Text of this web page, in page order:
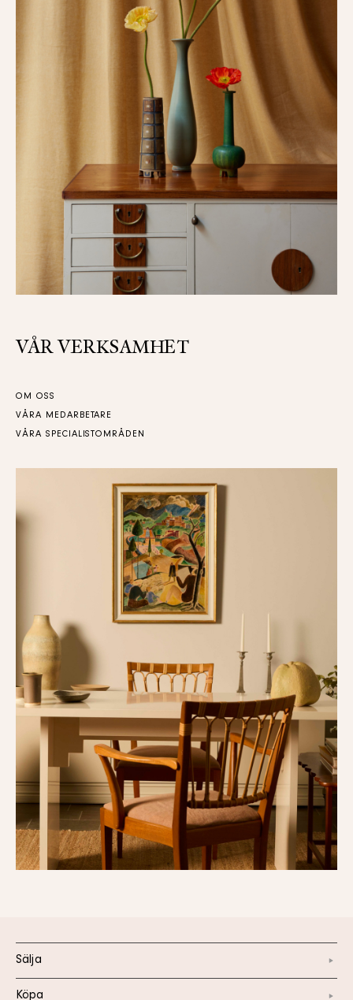
VÅR VERKSAMHET
OM OSS
VÅRA MEDARBETARE
VÅRA SPECIALISTOMRÅDEN
Sälja
Köpa